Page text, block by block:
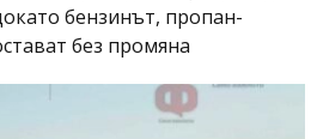
бензинът, пропан-
без промяна